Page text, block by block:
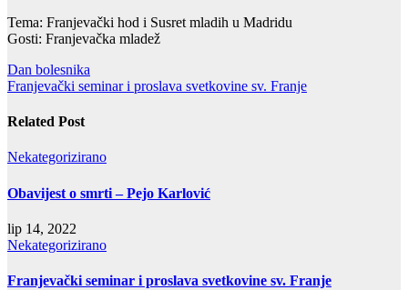
Tema: Franjevački hod i Susret mladih u Madridu
Gosti: Franjevačka mladež
Navigacija
objava
Dan bolesnika
Franjevački seminar i proslava svetkovine sv. Franje
Related Post
Nekategorizirano
Obavijest o smrti – Pejo Karlović
lip 14, 2022
Nekategorizirano
Franjevački seminar i proslava svetkovine sv. Franje